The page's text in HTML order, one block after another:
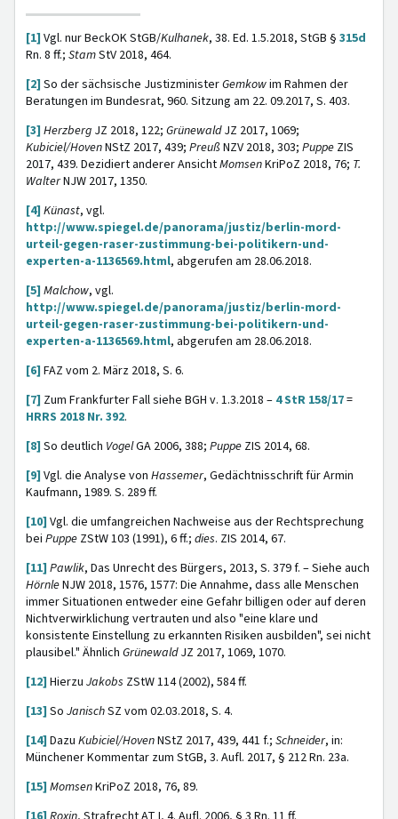
[1] Vgl. nur BeckOK StGB/Kulhanek, 38. Ed. 1.5.2018, StGB § 315d
Rn. 8 ff.; StamStV 2018, 464.
[2] So der sächsische JustizministerGemkowim Rahmen der
Beratungen im Bundesrat, 960. Sitzung am 22. 09.2017, S. 403.
[3] Herzberg JZ 2018, 122; GrünewaldJZ 2017, 1069;
Kubiciel/HovenNStZ 2017, 439; Preuß NZV 2018, 303; Puppe ZIS
2017, 439. Dezidiert anderer AnsichtMomsenKriPoZ 2018, 76; T.
WalterNJW 2017, 1350.
[4] Künast, vgl.
http://www.spiegel.de/panorama/justiz/berlin-mord-
urteil-gegen-raser-zustimmung-bei-politikern-und-
experten-a-1136569.html, abgerufen am 28.06.2018.
[5] Malchow, vgl.
http://www.spiegel.de/panorama/justiz/berlin-mord-
urteil-gegen-raser-zustimmung-bei-politikern-und-
experten-a-1136569.html, abgerufen am 28.06.2018.
[6] FAZ vom 2. März 2018, S. 6.
[7] Zum Frankfurter Fall siehe BGH v. 1.3.2018 – 4 StR 158/17=
HRRS 2018 Nr. 392.
[8] So deutlich VogelGA 2006, 388; Puppe ZIS 2014, 68.
[9] Vgl. die Analyse von Hassemer, Gedächtnisschrift für Armin
Kaufmann, 1989. S. 289 ff.
[10] Vgl. die umfangreichen Nachweise aus der Rechtsprechung
bei Puppe ZStW 103 (1991), 6 ff.; dies. ZIS 2014, 67.
[11] Pawlik, Das Unrecht des Bürgers, 2013, S. 379 f. – Siehe auch
HörnleNJW 2018, 1576, 1577: Die Annahme, dass alle Menschen
immer Situationen entweder eine Gefahr billigen oder auf deren
Nichtverwirklichung vertrauten und also "eine klare und
konsistente Einstellung zu erkannten Risiken ausbilden", sei nicht
plausibel." Ähnlich GrünewaldJZ 2017, 1069, 1070.
[12] Hierzu Jakobs ZStW 114 (2002), 584 ff.
[13] So JanischSZ vom 02.03.2018, S. 4.
[14] Dazu Kubiciel/HovenNStZ 2017, 439, 441 f.; Schneider, in:
Münchener Kommentar zum StGB, 3. Aufl. 2017, § 212 Rn. 23a.
[15] MomsenKriPoZ 2018, 76, 89.